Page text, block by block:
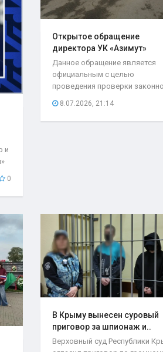
и
0
Открытое обращение
директора УК «Азимут»
Елены..
Данное обращение является
официальным с целью
проведения проверки
возложения
8.07.2026, 21:14
В Крыму вынесен суровый
приговор за шпионаж и..
Верховный суд Республики